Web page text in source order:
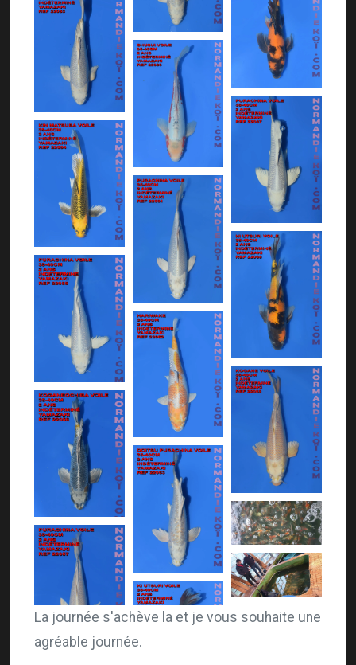
La journée s'achève la et je vous souhaite une
agréable journée.